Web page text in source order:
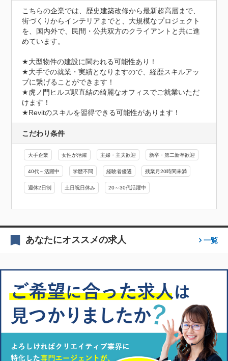
こちらの企業では、歴史建築改修から最新超高層まで、
街づくりからインテリアまでと、大規模なプロジェクト
を、国内外で、民間・公共双方のクライアントと共に進
めています。
★大型物件の建設に関われる可能性あり！
★大手での就業・実績となりますので、経歴スキルアッ
プに繋げることができます！
★虎ノ門ヒルズ駅直結の綺麗なオフィスでご就業いただ
けます！
★Revitのスキルを習得できる可能性があります！
こだわり条件
大手企業 女性が活躍 主婦・主夫歓迎 新卒・第二新卒歓迎
40代～活躍中 学歴不問 経験者優遇 残業月20時間未満
週休2日制 土日祝日休み 20～30代活躍中
あなたにオススメの求人 一覧